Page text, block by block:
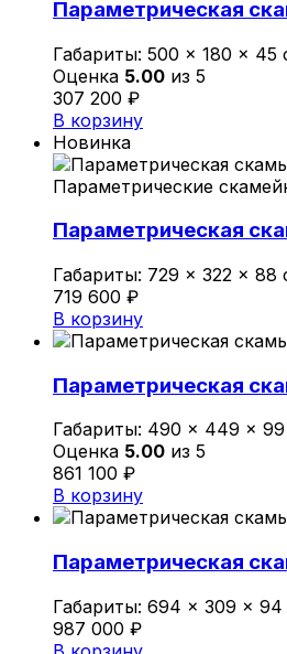
Параметрическая
Габариты: 500 × 180 × 45
Оценка 5.00 из 5
307 200 ₽
В корзину
Новинка
Параметрическая
Габариты: 729 × 322 × 88
719 600 ₽
В корзину
Параметрическая
Габариты: 490 × 449 ×
Оценка 5.00 из 5
861 100 ₽
В корзину
Параметрическая
Габариты: 694 × 309 × 94
987 000 ₽